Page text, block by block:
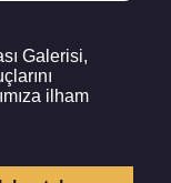
Galerisi,
ilham